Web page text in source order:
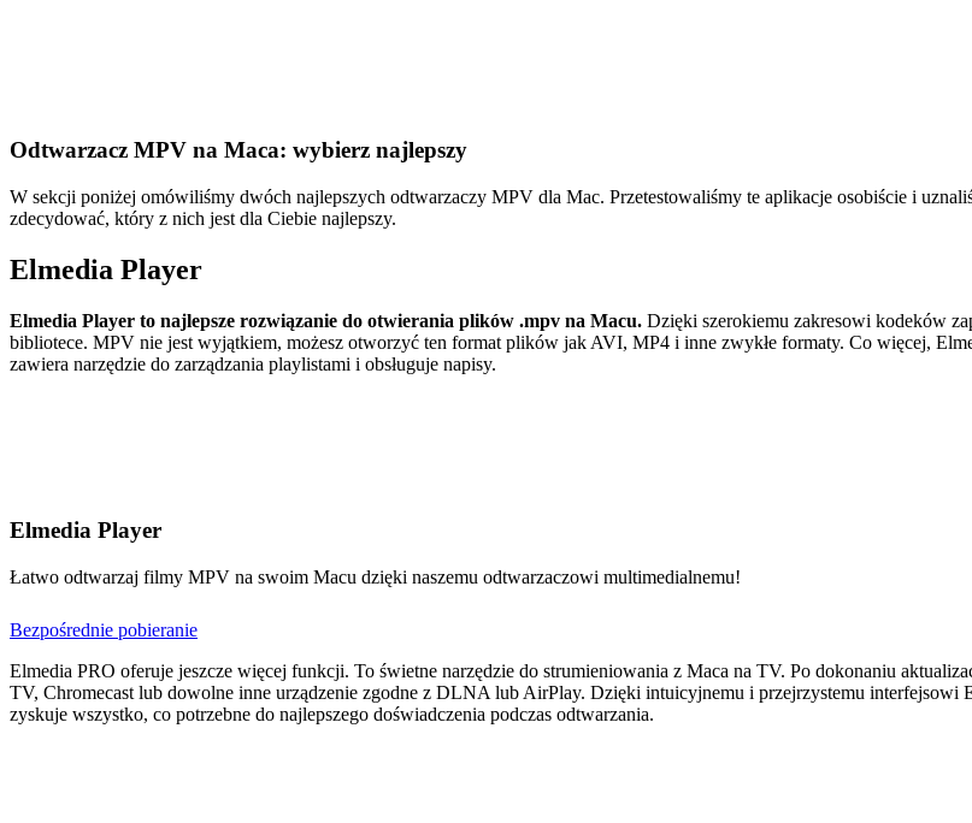
Odtwarzacz MPV na Maca: wybierz najlepszy
W sekcji poniżej omówiliśmy dwóch najlepszych odtwarzaczy MPV dla Mac. Przetestowaliśmy te aplikacje osobiście i
zdecydować, który z nich jest dla Ciebie najlepszy.
Elmedia Player
Elmedia Player to najlepsze rozwiązanie do otwierania plików .mpv na Macu. Dzięki szerokiemu zakresowi kodeków
bibliotece. MPV nie jest wyjątkiem, możesz otworzyć ten format plików jak AVI, MP4 i inne zwykłe formaty. Co więcej,
zawiera narzędzie do zarządzania playlistami i obsługuje napisy.
Elmedia Player
Łatwo odtwarzaj filmy MPV na swoim Macu dzięki naszemu odtwarzaczowi multimedialnemu!
Bezpośrednie pobieranie
Elmedia PRO oferuje jeszcze więcej funkcji. To świetne narzędzie do strumieniowania z Maca na TV. Po dokonaniu
TV, Chromecast lub dowolne inne urządzenie zgodne z DLNA lub AirPlay. Dzięki intuicyjnemu i przejrzystemu
zyskuje wszystko, co potrzebne do najlepszego doświadczenia podczas odtwarzania.